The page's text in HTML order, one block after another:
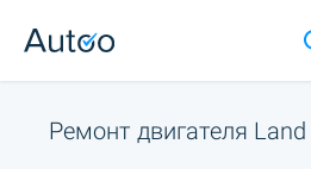
Ремонт двигателя